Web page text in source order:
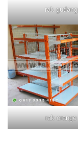
rak gudang
rak orange